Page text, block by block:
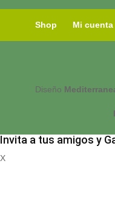
Shop Mi cuenta
Diseño
Invita a tus amigos y
X